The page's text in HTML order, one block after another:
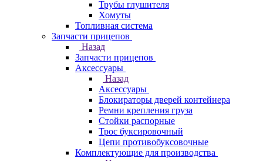
Трубы глушителя
Хомуты
Топливная система
Запчасти прицепов
Назад
Запчасти прицепов
Аксессуары
Назад
Аксессуары
Блокираторы дверей контейнера
Ремни крепления груза
Стойки распорные
Трос буксировочный
Цепи противобуксовочные
Комплектующие для производства